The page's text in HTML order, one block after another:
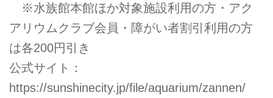
※水族館本館ほか対象施設利用の方・アク
アリウムクラブ会員・障がい者割引利用の方
は各200円引き
公式サイト：
https://sunshinecity.jp/file/aquarium/zannen/